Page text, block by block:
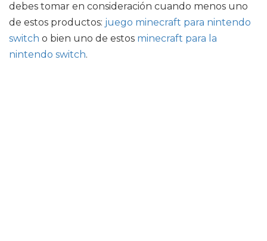
debes tomar en consideración cuando menos uno
de estos productos: juego minecraft para nintendo
switch o bien uno de estos minecraft para la
nintendo switch.